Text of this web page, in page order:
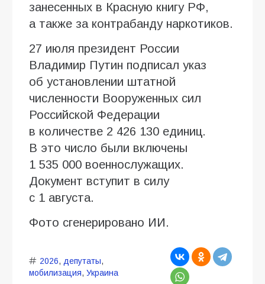
занесенных в Красную книгу РФ,
а также за контрабанду наркотиков.
27 июля президент России
Владимир Путин подписал указ
об установлении штатной
численности Вооруженных сил
Российской Федерации
в количестве 2 426 130 единиц.
В это число были включены
1 535 000 военнослужащих.
Документ вступит в силу
с 1 августа.
Фото сгенерировано ИИ.
2026, депутаты,
мобилизация, Украина